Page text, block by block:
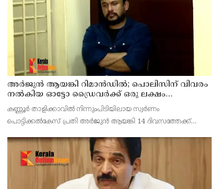
അര്‍ജുന്‍ ആയങ്കി റിമാന്‍ഡില്‍; പൊലിസിന് വിവരം
നൽകിയ ഓട്ടോ ഡ്രൈവർക്ക് ഒരു ലക്ഷം
പാരിതോഷികം നൽകുമെന്ന് മന്ത്രി
കണ്ണൂർ താളിക്കാവിൽ നിന്നുംപിടിയിലായ സ്വർണം
പൊട്ടിക്കൽകേസ് പ്രതി അര്‍ജുന്‍ ആയങ്കി 14 ദിവസത്തേക്ക്
മജിസ്‌ട്രേറ്റാണ് റിമാൻഡ് ചെയ്തത് പ്രതിയെ തലശേരി സബ്
ജയില